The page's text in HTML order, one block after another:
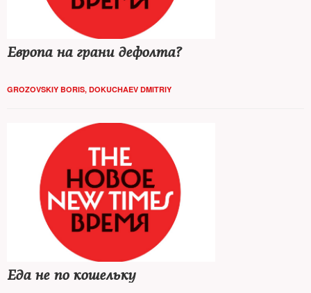
Европа на грани дефолта?
GROZOVSKIY BORIS, DOKUCHAEV DMITRIY
Еда не по кошельку